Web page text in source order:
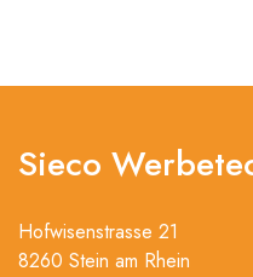
Sieco
Hofwisenstrasse 21
8260 Stein am Rhein